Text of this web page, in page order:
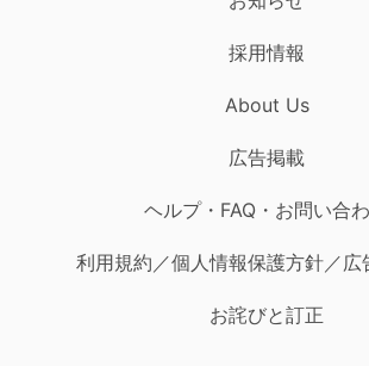
採用情報
About Us
広告掲載
ヘルプ・FAQ・お問い合
利用規約／個人情報保護方針／広
お詫びと訂正